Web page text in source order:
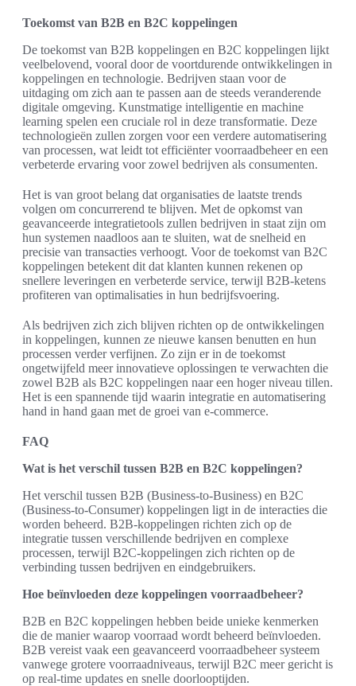
Toekomst van B2B en B2C koppelingen
De toekomst van B2B koppelingen en B2C koppelingen lijkt
veelbelovend, vooral door de voortdurende ontwikkelingen in
koppelingen en technologie. Bedrijven staan voor de
uitdaging om zich aan te passen aan de steeds veranderende
digitale omgeving. Kunstmatige intelligentie en machine
learning spelen een cruciale rol in deze transformatie. Deze
technologieën zullen zorgen voor een verdere automatisering
van processen, wat leidt tot efficiënter voorraadbeheer en een
verbeterde ervaring voor zowel bedrijven als consumenten.
Het is van groot belang dat organisaties de laatste trends
volgen om concurrerend te blijven. Met de opkomst van
geavanceerde integratietools zullen bedrijven in staat zijn om
hun systemen naadloos aan te sluiten, wat de snelheid en
precisie van transacties verhoogt. Voor de toekomst van B2C
koppelingen betekent dit dat klanten kunnen rekenen op
snellere leveringen en verbeterde service, terwijl B2B-ketens
profiteren van optimalisaties in hun bedrijfsvoering.
Als bedrijven zich zich blijven richten op de ontwikkelingen
in koppelingen, kunnen ze nieuwe kansen benutten en hun
processen verder verfijnen. Zo zijn er in de toekomst
ongetwijfeld meer innovatieve oplossingen te verwachten die
zowel B2B als B2C koppelingen naar een hoger niveau tillen.
Het is een spannende tijd waarin integratie en automatisering
hand in hand gaan met de groei van e-commerce.
FAQ
Wat is het verschil tussen B2B en B2C koppelingen?
Het verschil tussen B2B (Business-to-Business) en B2C
(Business-to-Consumer) koppelingen ligt in de interacties die
worden beheerd. B2B-koppelingen richten zich op de
integratie tussen verschillende bedrijven en complexe
processen, terwijl B2C-koppelingen zich richten op de
verbinding tussen bedrijven en eindgebruikers.
Hoe beïnvloeden deze koppelingen voorraadbeheer?
B2B en B2C koppelingen hebben beide unieke kenmerken
die de manier waarop voorraad wordt beheerd beïnvloeden.
B2B vereist vaak een geavanceerd voorraadbeheer systeem
vanwege grotere voorraadniveaus, terwijl B2C meer gericht is
op real-time updates en snelle doorlooptijden.